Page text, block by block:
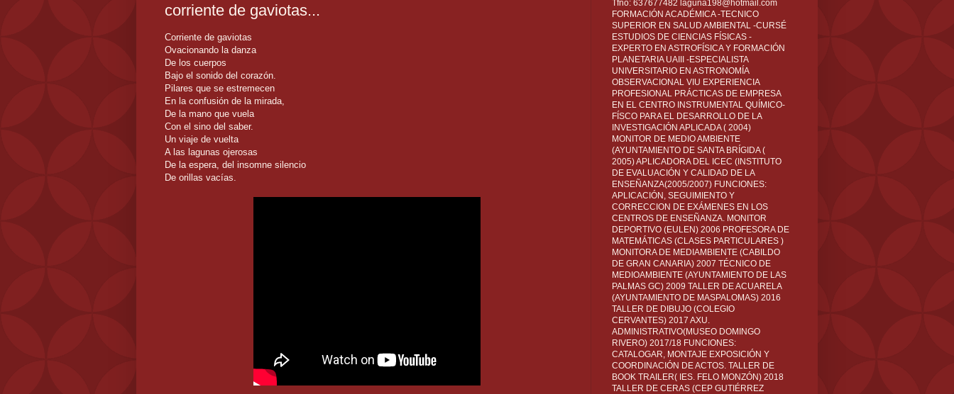
corriente de gaviotas...
Corriente de gaviotas
Ovacionando la danza
De los cuerpos
Bajo el sonido del corazón.
Pilares que se estremecen
En la confusión de la mirada,
De la mano que vuela
Con el sino del saber.
Un viaje de vuelta
A las lagunas ojerosas
De la espera, del insomne silencio
De orillas vacías.
Tfno: 637677482 laguna198@hotmail.com
FORMACIÓN ACADÉMICA -TECNICO
SUPERIOR EN SALUD AMBIENTAL -CURSÉ
ESTUDIOS DE CIENCIAS FÍSICAS -
EXPERTO EN ASTROFÍSICA Y FORMACIÓN
PLANETARIA UAIII -ESPECIALISTA
UNIVERSITARIO EN ASTRONOMÍA
OBSERVACIONAL VIU EXPERIENCIA
PROFESIONAL PRÁCTICAS DE EMPRESA
EN EL CENTRO INSTRUMENTAL QUÍMICO-
FÍSCO PARA EL DESARROLLO DE LA
INVESTIGACIÓN APLICADA ( 2004)
MONITOR DE MEDIO AMBIENTE
(AYUNTAMIENTO DE SANTA BRÍGIDA (
2005) APLICADORA DEL ICEC (INSTITUTO
DE EVALUACIÓN Y CALIDAD DE LA
ENSEÑANZA(2005/2007) FUNCIONES:
APLICACIÓN, SEGUIMIENTO Y
CORRECCION DE EXÁMENES EN LOS
CENTROS DE ENSEÑANZA. MONITOR
DEPORTIVO (EULEN) 2006 PROFESORA DE
MATEMÁTICAS (CLASES PARTICULARES )
MONITORA DE MEDIAMBIENTE (CABILDO
DE GRAN CANARIA) 2007 TÉCNICO DE
MEDIOAMBIENTE (AYUNTAMIENTO DE LAS
PALMAS GC) 2009 TALLER DE ACUARELA
(AYUNTAMIENTO DE MASPALOMAS) 2016
TALLER DE DIBUJO (COLEGIO
CERVANTES) 2017 AXU.
ADMINISTRATIVO(MUSEO DOMINGO
RIVERO) 2017/18 FUNCIONES:
CATALOGAR, MONTAJE EXPOSICIÓN Y
COORDINACIÓN DE ACTOS. TALLER DE
BOOK TRAILER( IES. FELO MONZÓN) 2018
TALLER DE CERAS (CEP GUTIÉRREZ